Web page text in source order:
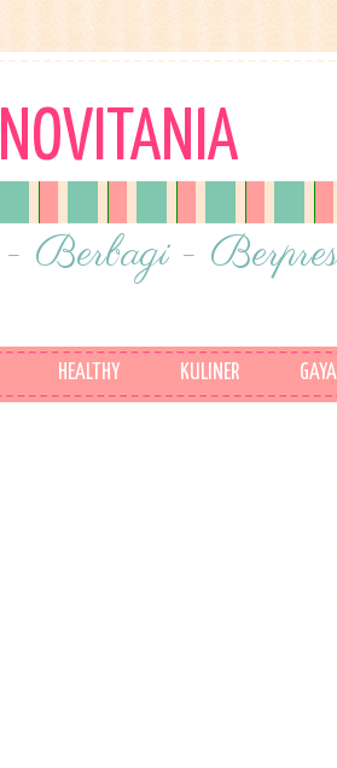
Berbagi -
HEALTHY KULINER